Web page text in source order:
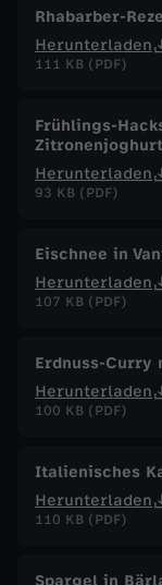
Rhabarber-
Herunterladen
111 KB (PDF)
Frühlings-
Zitronenjoghurt
Herunterladen
93 KB (PDF)
Eischnee in
Herunterladen
107 KB (PDF)
Erdnuss-Curry
Herunterladen
100 KB (PDF)
Italienisches
Herunterladen
110 KB (PDF)
Spargel in